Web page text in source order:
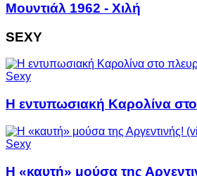
Μουντιάλ 1962 - Χιλή
SEXY
Sexy
H εντυπωσιακή Καρολίνα
Sexy
Η «καυτή» μούσα της